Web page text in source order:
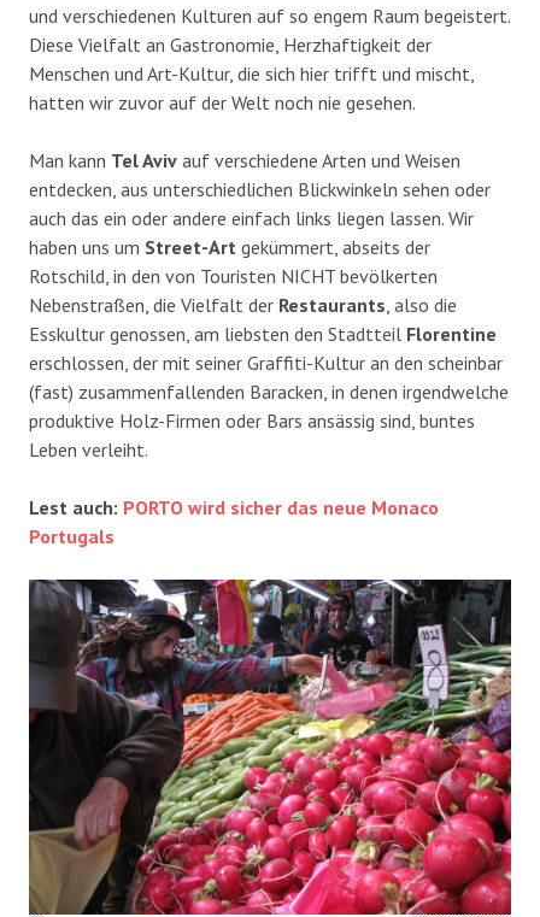
und verschiedenen Kulturen auf so engem Raum begeistert.
Diese Vielfalt an Gastronomie, Herzhaftigkeit der
Menschen und Art-Kultur, die sich hier trifft und mischt,
hatten wir zuvor auf der Welt noch nie gesehen.
Man kann Tel Aviv auf verschiedene Arten und Weisen
entdecken, aus unterschiedlichen Blickwinkeln sehen oder
auch das ein oder andere einfach links liegen lassen. Wir
haben uns um Street-Art gekümmert, abseits der
Rotschild, in den von Touristen NICHT bevölkerten
Nebenstraßen, die Vielfalt der Restaurants , also die
Esskultur genossen, am liebsten den Stadtteil Florentine
erschlossen, der mit seiner Graffiti-Kultur an den scheinbar
(fast) zusammenfallenden Baracken, in denen irgendwelche
produktive Holz-Firmen oder Bars ansässig sind, buntes
Leben verleiht.
Lest auch: PORTO wird sicher das neue Monaco
Portugals